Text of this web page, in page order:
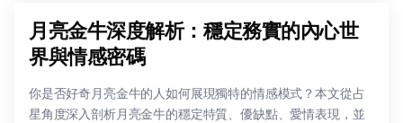
月亮金牛深度解析：穩定務實的內心世
界與情感密碼
你是否好奇月亮金牛的人如何展現獨特的情感模式？本文從占
星角度深入剖析月亮金牛的穩定特質、優缺點、愛情表現，並